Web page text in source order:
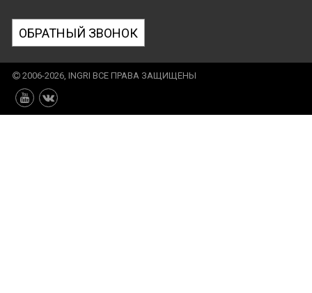
ОБРАТНЫЙ ЗВОНОК
2006-2026, INGRI ВСЕ ПРАВА ЗАЩИЩЕНЫ